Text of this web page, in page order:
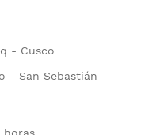
- Cusco
- San Sebastián